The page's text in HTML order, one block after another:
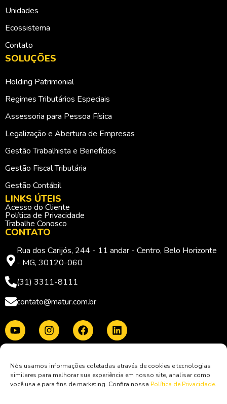
Nós usamos informações coletadas através de cookies e tecnologias
similares para melhorar sua experiência em nosso site, analisar como
você usa e para fins de marketing. Confira nossa Política de Privacidade.
Unidades
Ecossistema
Contato
SOLUÇÕES
Holding Patrimonial
Regimes Tributários Especiais
Assessoria para Pessoa Física
Legalização e Abertura de Empresas
Gestão Trabalhista e Benefícios
Gestão Fiscal Tributária
Gestão Contábil
LINKS ÚTEIS
Acesso do Cliente
Política de Privacidade
Trabalhe Conosco
CONTATO
Rua dos Carijós, 244 - 11 andar - Centro, Belo Horizonte
- MG, 30120-060
(31) 3311-8111
contato@matur.com.br